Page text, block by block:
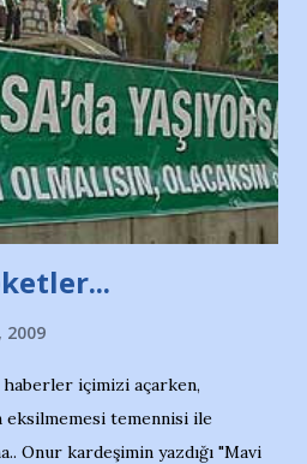
2009
içimizi açarken,
temennisi ile
Onur kardeşimin yazdığı "Mavi